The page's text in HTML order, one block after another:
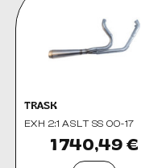
TRASK
EXH 2:1 ASLT SS 00-17
1 740,49 €